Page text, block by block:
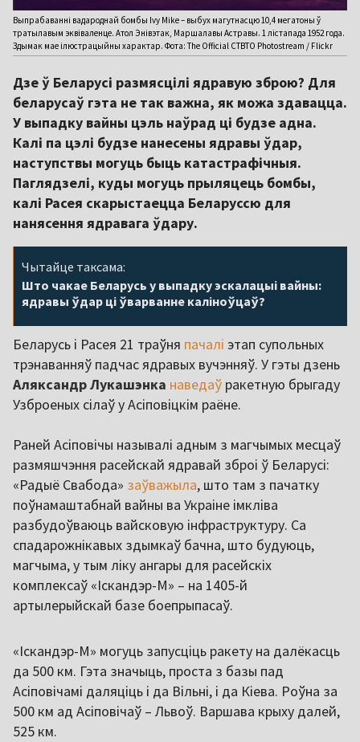
Выпрабаванні вадароднай бомбы Ivy Mike – выбух магутнасцю 10,4 мегатоны ў
тратылавым эквіваленце. Атол Энівэтак, Маршалавы Астравы. 1 лістапада 1952 года.
Здымак мае ілюстрацыйны характар. Фота: The Official CTBTO Photostream / Flickr
Дзе ў Беларусі размясцілі ядравую зброю? Для
беларусаў гэта не так важна, як можа здавацца.
У выпадку вайны цэль наўрад ці будзе адна.
Калі па цэлі будзе нанесены ядравы ўдар,
наступствы могуць быць катастрафічныя.
Паглядзелі, куды могуць прыляцець бомбы,
калі Расея скарыстаецца Беларуссю для
нанясення ядравага ўдару.
Чытайце таксама:
Што чакае Беларусь у выпадку эскалацыі вайны:
ядравы ўдар ці ўварванне каліноўцаў?
Беларусь і Расея 21 траўня пачалі этап супольных
трэнаванняў падчас ядравых вучэнняў. У гэты дзень
Аляксандр Лукашэнка наведаў ракетную брыгаду
Узброеных сілаў у Асіповіцкім раёне.
Раней Асіповічы называлі адным з магчымых месцаў
размяшчэння расейскай ядравай зброі ў Беларусі:
«Радыё Свабода» заўважыла, што там з пачатку
поўнамаштабнай вайны ва Украіне імкліва
разбудоўваюць вайсковую інфраструктуру. Са
спадарожнікавых здымкаў бачна, што будуюць,
магчыма, у тым ліку ангары для расейскіх
комплексаў «Іскандэр-М» – на 1405-й
артылерыйскай базе боепрыпасаў.
«Іскандэр-М» могуць запусціць ракету на далёкасць
да 500 км. Гэта значыць, проста з базы пад
Асіповічамі даляціць і да Вільні, і да Кіева. Роўна за
500 км ад Асіповічаў – Львоў. Варшава крыху далей,
525 км.